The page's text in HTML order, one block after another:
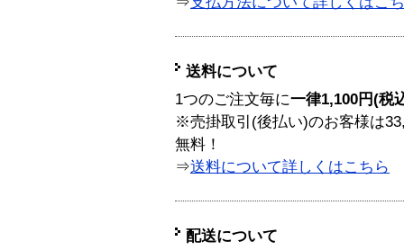
送料について
1つのご注文毎に一律1,100円(税
※売掛取引(後払い)のお客様は
無料！
⇒送料について詳しくはこちら
配送について